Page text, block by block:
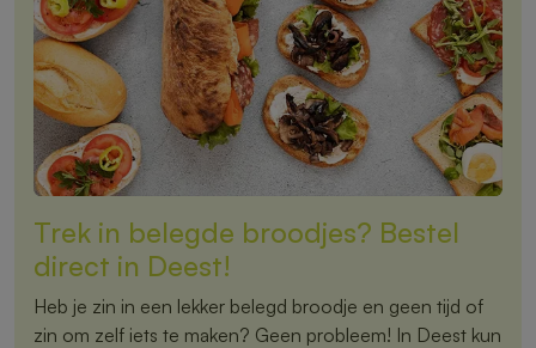
Trek in belegde broodjes? Bestel
direct in Deest!
Heb je zin in een lekker belegd broodje en geen tijd of
zin om zelf iets te maken? Geen probleem! In Deest kun